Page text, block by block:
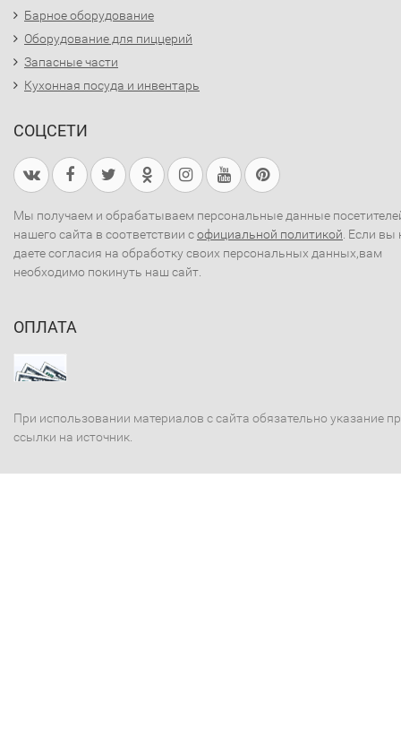
Барное оборудование
Оборудование для пиццерий
Запасные части
Кухонная посуда и инвентарь
СОЦСЕТИ
Мы получаем и обрабатываем персональные данные
нашего сайта в соответствии софициальной политикой . Если вы
даете согласия на обработку своих персональных данных,вам
необходимо покинуть наш сайт.
ОПЛАТА
При использовании материалов с сайта обязательно указание
ссылки на источник.